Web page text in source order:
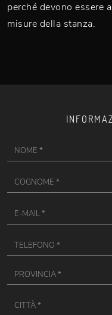
perché devono essere
misure della stanza.